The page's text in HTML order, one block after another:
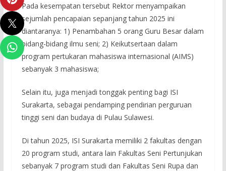
Pada kesempatan tersebut Rektor menyampaikan
sejumlah pencapaian sepanjang tahun 2025 ini
diantaranya: 1) Penambahan 5 orang Guru Besar dalam
bidang-bidang ilmu seni; 2) Keikutsertaan dalam
program pertukaran mahasiswa internasional (AIMS)
sebanyak 3 mahasiswa;
Selain itu, juga menjadi tonggak penting bagi ISI
Surakarta, sebagai pendamping pendirian perguruan
tinggi seni dan budaya di Pulau Sulawesi.
Di tahun 2025, ISI Surakarta memiliki 2 fakultas dengan
20 program studi, antara lain Fakultas Seni Pertunjukan
sebanyak 7 program studi dan Fakultas Seni Rupa dan